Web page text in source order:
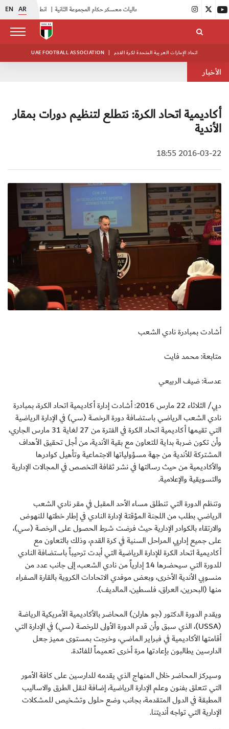
EN AR انطلاق منافسات بطولة النخبة لحرس الرئاسة |
UAE FOOTBALL ASSOCIATION | اتحاد الإمارات العربية المتحدة لكرة القدم
الأخبار
أكاديمية اتحاد الكرة: نتطلع لتنظيم دورات بمقار
الأندية
2016-03-22 18:55
أشادت بمبادرة نادي الشعب
متابعة: محمد فايت
عدسة: ضيف الربيعي
دبي/ الثلاثاء 22 مارس 2016: أشادت إدارة أكاديمية اتحاد الكرة، بمبادرة
نادي الشعب الرياضي باستضافة دورة الرخصة (سي) في الإدارة الرياضية
التي تقيمها أكاديمية اتحاد الكرة في الفترة من 27 لغاية 31 مارس الجاري،
وأن تكون ضربة بداية للتعاون مع بقية الأندية، من أجل تحقيق الأهداف
المشتركة للأندية من جهة مسؤولياتها الاجتماعية وتأهيل كوادرها
والأكاديمية من حيث رسالتها في نشر ثقافة التخصص في المجالات الإدارية
والتسويقية والإعلامية.
وتنظم الدورة التي تنطلق مساء الأحد المقبل في مقر نادي الشعب
الرياضي بطلب من اللجنة المؤقتة لإدارة النادي في إطار خطتها للنهوض
والارتقاء بالكوادر الإدارية حيث فرضت شرط الحصول على الرخصة (سي)،
على جميع إداريي المراحل السنية في كرة القدم، وذلك بالتعاون مع
أكاديمية اتحاد الكرة للإدارة الرياضية التي أبدت ترحيباً باستضافة النادي
للدورة التي سيحضرها 14 إدارياً من نادي الشعب، إلى جانب عدد من
منسوبي الأندية الأخرى، وبعض موفدي الاتحادات الكروية بالقارة الصفراء
منها (البحرين، العراق، فلسطين، المالديف).
ويقدم الدورة الدكتور (جو هارلن) المحاضر بالأكاديمية الأمريكية الرياضة
(USSA)، الذي سبق وأن قدم الدورة الأولى للرخصة (سي) في الإدارة التي
أقامتها الأكاديمية في فبراير الماضي، وخرجت بمستوى مميز جعل
الدارسين يطالبون بإعادتها مرة أخرى تعميماً للفائدة.
وسيركز المحاضر خلال المنهاج الذي يقدمه للدارسين على كافة الأمور
التي تتعلق بفنون وعلم الإدارة الرياضية، إضافة لنقل الطرق والاساليب
المطبقة في الدول المتقدمة، بجانب وضع حلول وتشخيص للمشكلات
الإدارية التي تواجه أنديتنا.